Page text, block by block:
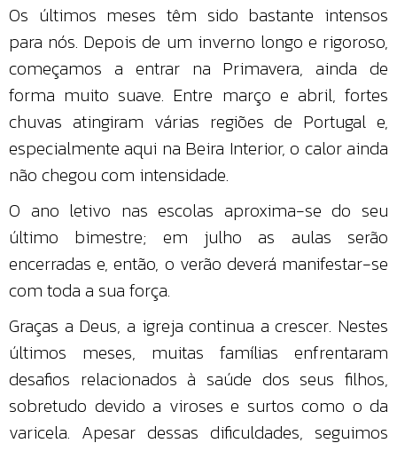
Os últimos meses têm sido bastante intensos
para nós. Depois de um inverno longo e rigoroso,
começamos a entrar na Primavera, ainda de
forma muito suave. Entre março e abril, fortes
chuvas atingiram várias regiões de Portugal e,
especialmente aqui na Beira Interior, o calor ainda
não chegou com intensidade.
O ano letivo nas escolas aproxima-se do seu
último bimestre; em julho as aulas serão
encerradas e, então, o verão deverá manifestar-se
com toda a sua força.
Graças a Deus, a igreja continua a crescer. Nestes
últimos meses, muitas famílias enfrentaram
desafios relacionados à saúde dos seus filhos,
sobretudo devido a viroses e surtos como o da
varicela. Apesar dessas dificuldades, seguimos